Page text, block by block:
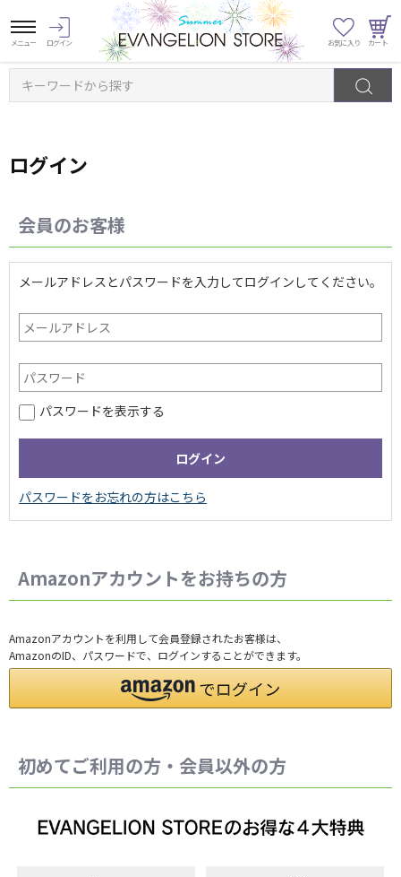
キーワードから探す
ログイン
会員のお客様
メールアドレスとパスワードを入力してログインしてください。
パスワードを表示する
Amazonアカウントをお持ちの方
Amazonアカウントを利用して会員登録されたお客様は、
AmazonのID、パスワードで、ログインすることができます。
初めてご利用の方・会員以外の方